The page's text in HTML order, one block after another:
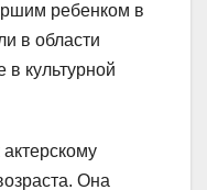
ребенком в
в области
в культурной
Она